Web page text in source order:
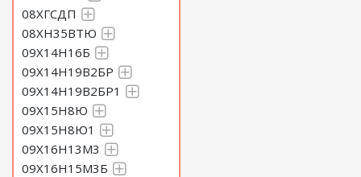
08ХГСДП
08ХН35ВТЮ
09Х14Н16Б
09Х14Н19В2БР
09Х14Н19В2БР1
09Х15Н8Ю
09Х15Н8Ю1
09Х16Н13М3
09Х16Н15М3Б